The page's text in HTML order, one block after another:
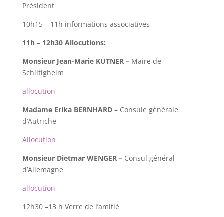
Président
10h15 – 11h informations associatives
11h – 12h30 Allocutions:
Monsieur Jean-Marie KUTNER – Maire de
Schiltigheim
allocution
Madame Erika BERNHARD – Consule générale
d’Autriche
Allocution
Monsieur Dietmar WENGER – Consul général
d’Allemagne
allocution
12h30 –13 h Verre de l’amitié